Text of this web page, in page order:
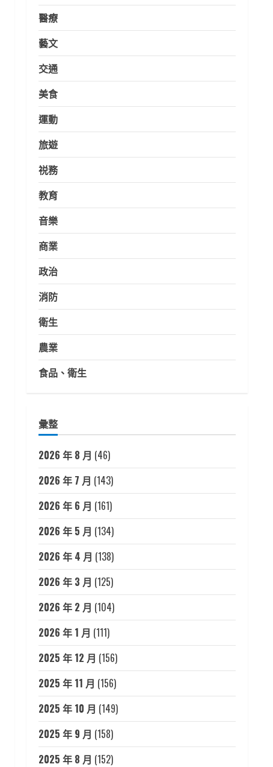
醫療
藝文
交通
美食
運動
旅遊
祱務
教育
音樂
商業
政治
消防
衛生
農業
食品、衛生
彙整
2026 年 8 月 (46)
2026 年 7 月 (143)
2026 年 6 月 (161)
2026 年 5 月 (134)
2026 年 4 月 (138)
2026 年 3 月 (125)
2026 年 2 月 (104)
2026 年 1 月 (111)
2025 年 12 月 (156)
2025 年 11 月 (156)
2025 年 10 月 (149)
2025 年 9 月 (158)
2025 年 8 月 (152)